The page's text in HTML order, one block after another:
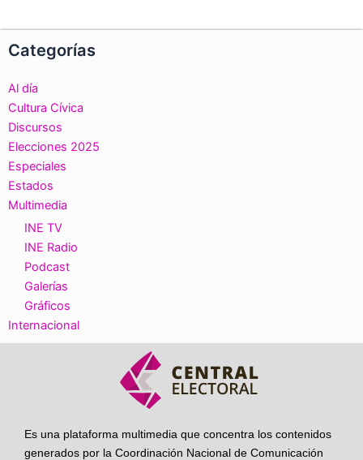
Categorías
Al día
Cultura Cívica
Discursos
Elecciones 2025
Especiales
Estados
Multimedia
INE TV
INE Radio
Podcast
Galerías
Gráficos
Internacional
Es una plataforma multimedia que concentra los contenidos
generados por la Coordinación Nacional de Comunicación